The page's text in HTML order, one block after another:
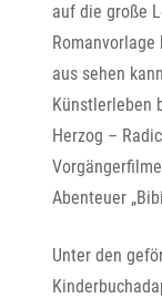
auf die große
Romanvorlage
aus sehen
Künstlerleben
Herzog –
Abenteuer
Unter den